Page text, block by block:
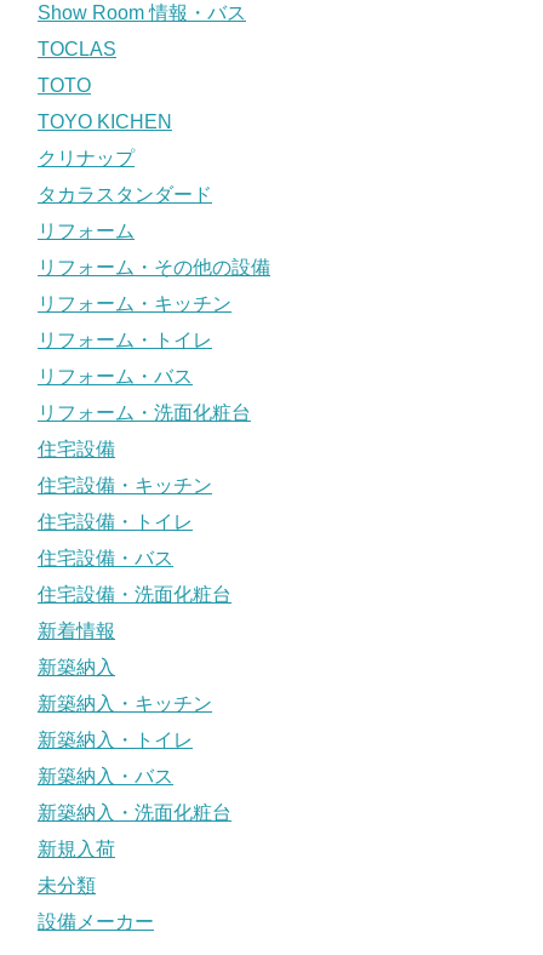
Show Room 情報・バス
TOCLAS
TOTO
TOYO KICHEN
クリナップ
タカラスタンダード
リフォーム
リフォーム・その他の設備
リフォーム・キッチン
リフォーム・トイレ
リフォーム・バス
リフォーム・洗面化粧台
住宅設備
住宅設備・キッチン
住宅設備・トイレ
住宅設備・バス
住宅設備・洗面化粧台
新着情報
新築納入
新築納入・キッチン
新築納入・トイレ
新築納入・バス
新築納入・洗面化粧台
新規入荷
未分類
設備メーカー